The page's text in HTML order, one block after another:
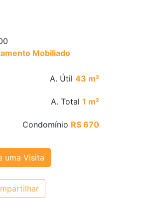
Mobiliado
A. Útil 43 m²
A. Total 1 m²
Condomínio R$ 670
uma Visita